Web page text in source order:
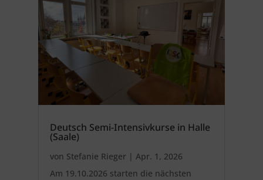
Deutsch Semi-Intensivkurse in Halle
(Saale)
von Stefanie Rieger| Apr. 1, 2026
Am 19.10.2026 starten die nächsten